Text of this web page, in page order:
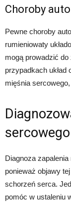
Choroby
Pewne choroby
rumieniowaty
mogą prowadzić
przypadkach układ
mięśnia
sercowego
Diagnoza
ponieważ objawy
schorzeń serca.
pomóc w ustaleniu